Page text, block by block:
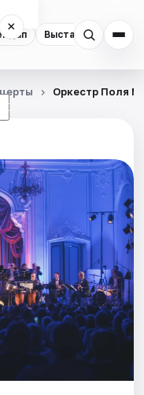
Выставки
×
☾
Оркестр Поля